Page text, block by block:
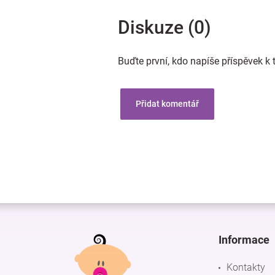
Diskuze (0)
Buďte první, kdo napíše příspěvek k
Přidat komentář
Z
Informace
Kontakty